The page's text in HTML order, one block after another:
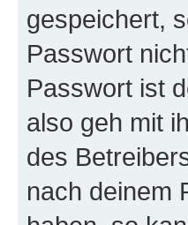
gespeichert,
Passwort
Passwort ist
also geh mit
des
nach deinem